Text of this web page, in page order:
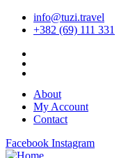
info@tuzi.travel
+382 (69) 111 331
About
My Account
Contact
Facebook Instagram